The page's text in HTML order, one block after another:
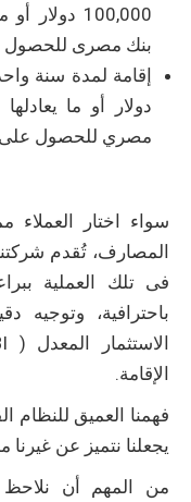
100,000
بنك مصرى للحصول
دولار أو ما
مصري للحصول على
سواء اختار العملاء
المصارف، تُقدم
فى تلك العملية
باحترافية،
الإقامة.
فهمنا العميق للنظام
يجعلنا نتميز عن
من المهم أن